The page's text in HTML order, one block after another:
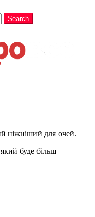
Search
ніжніший для очей.
буде більш